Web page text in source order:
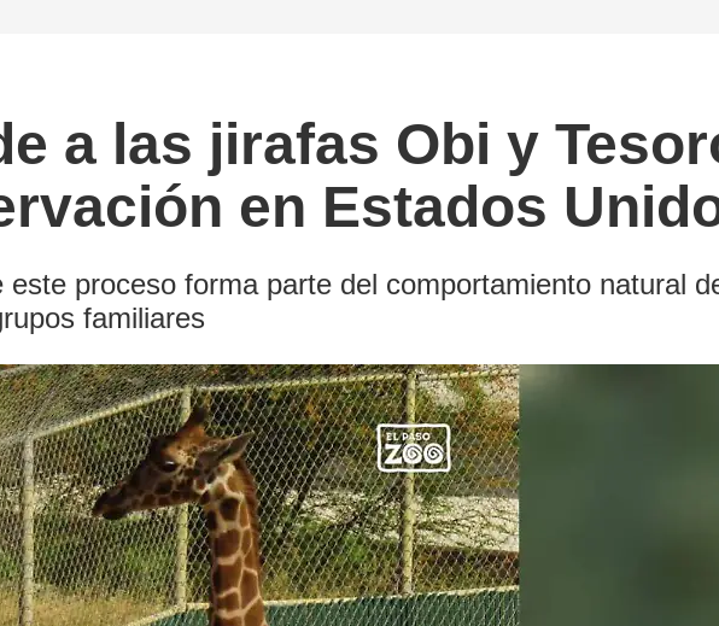
a las jirafas Obi y
en Estados
proceso forma parte del comportamiento natural
familiares